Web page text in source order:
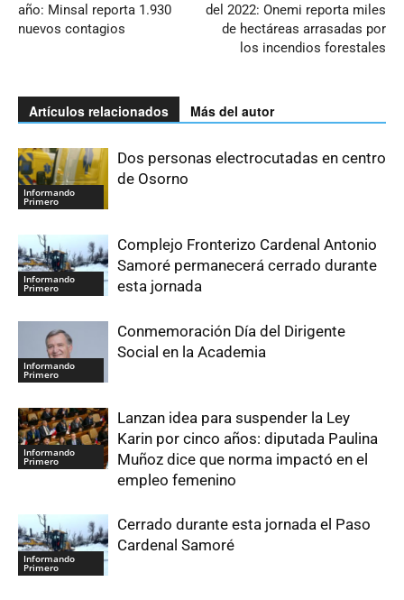
año: Minsal reporta 1.930
nuevos contagios
del 2022: Onemi reporta miles
de hectáreas arrasadas por
los incendios forestales
Artículos relacionados Más del autor
Informando
Primero
Dos personas electrocutadas en centro
de Osorno
Informando
Primero
Complejo Fronterizo Cardenal Antonio
Samoré permanecerá cerrado durante
esta jornada
Informando
Primero
Conmemoración Día del Dirigente
Social en la Academia
Informando
Primero
Lanzan idea para suspender la Ley
Karin por cinco años: diputada Paulina
Muñoz dice que norma impactó en el
empleo femenino
Informando
Primero
Cerrado durante esta jornada el Paso
Cardenal Samoré